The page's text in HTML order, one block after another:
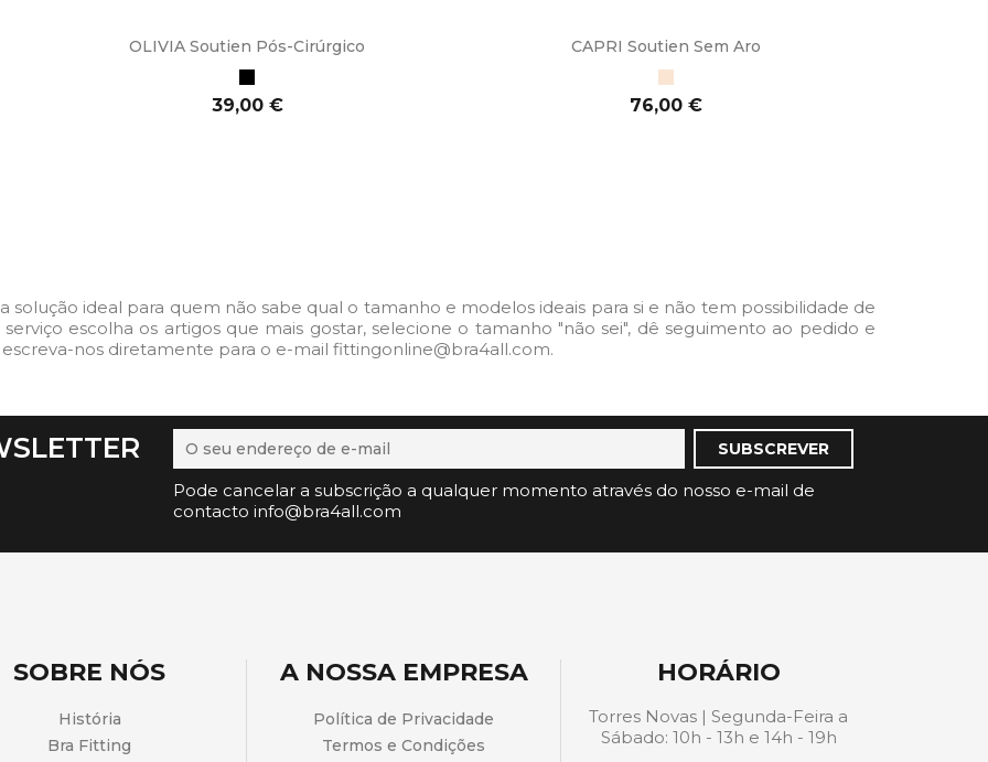
OLIVIA Soutien Pós-Cirúrgico
Preço
39,00 €
CAPRI Soutien Sem Aro
Preço
76,00 €
solução ideal para quem não sabe qual o tamanho e modelos ideais para si e não tem possibilidade de
serviço escolha os artigos que mais gostar, selecione o tamanho "não sei", dê seguimento ao pedido e
nos diretamente para o e-mail fittingonline@bra4all.com.
Pode cancelar a subscrição a qualquer momento através do nosso e-mail de
contacto info@bra4all.com
SOBRE NÓS
História
Bra Fitting
A NOSSA EMPRESA
Política de Privacidade
Termos e Condições
HORÁRIO
Torres Novas | Segunda-Feira a
Sábado: 10h - 13h e 14h - 19h